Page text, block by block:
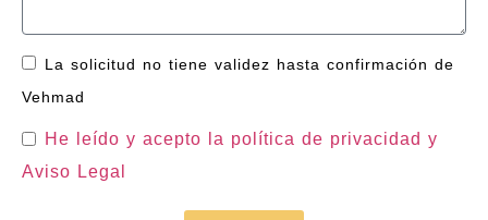
La solicitud no tiene validez hasta confirmación de
Vehmad
He leído y acepto la política de privacidad y
Aviso Legal